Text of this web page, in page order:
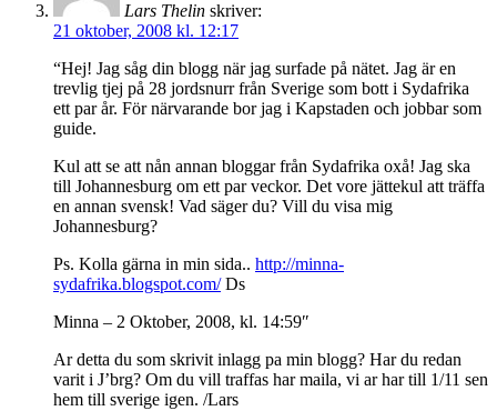
Lars Thelin skriver:
21 oktober, 2008 kl. 12:17
“Hej! Jag såg din blogg när jag surfade på nätet. Jag är en
trevlig tjej på 28 jordsnurr från Sverige som bott i Sydafrika
ett par år. För närvarande bor jag i Kapstaden och jobbar som
guide.
Kul att se att nån annan bloggar från Sydafrika oxå! Jag ska
till Johannesburg om ett par veckor. Det vore jättekul att träffa
en annan svensk! Vad säger du? Vill du visa mig
Johannesburg?
Ps. Kolla gärna in min sida.. http://minna-
sydafrika.blogspot.com/Ds
Minna – 2 Oktober, 2008, kl. 14:59″
Ar detta du som skrivit inlagg pa min blogg? Har du redan
varit i J’brg? Om du vill traffas har maila, vi ar har till 1/11 sen
hem till sverige igen. /Lars